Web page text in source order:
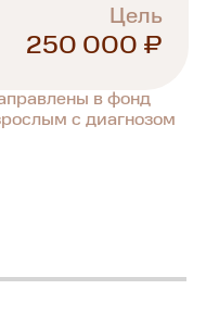
Цель
250 000 ₽
в фонд
с диагнозом